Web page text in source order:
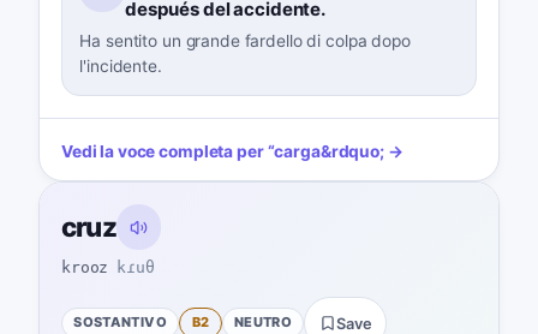
después del accidente.
Ha sentito un grande fardello di colpa dopo
l'incidente.
Vedi la voce completa per“carga&rdquo; →
cruz
krooz kɾuθ
SOSTANTIVO B2 NEUTRO Save